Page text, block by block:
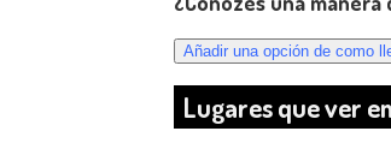
Lugares que ver